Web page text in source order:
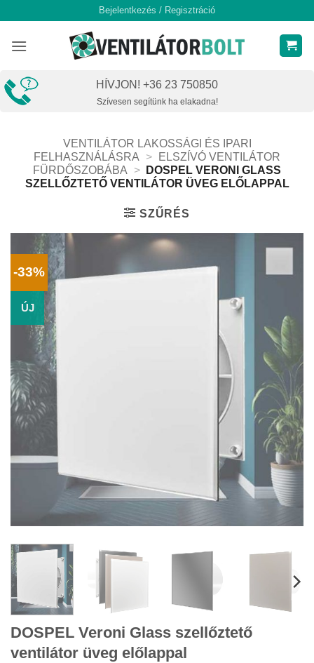
content
Bejelentkezés / Regisztráció
HÍVJON! +36 23 750850
Szívesen segítünk ha elakadna!
VENTILÁTOR LAKOSSÁGI ÉS IPARI
FELHASZNÁLÁSRA
>
ELSZÍVÓ VENTILÁTOR
FÜRDŐSZOBÁBA
>
DOSPEL VERONI GLASS
SZELLŐZTETŐ VENTILÁTOR ÜVEG ELŐLAPPAL
SZŰRÉS
-33%
ÚJ
DOSPEL Veroni Glass szellőztető
ventilátor üveg előlappal